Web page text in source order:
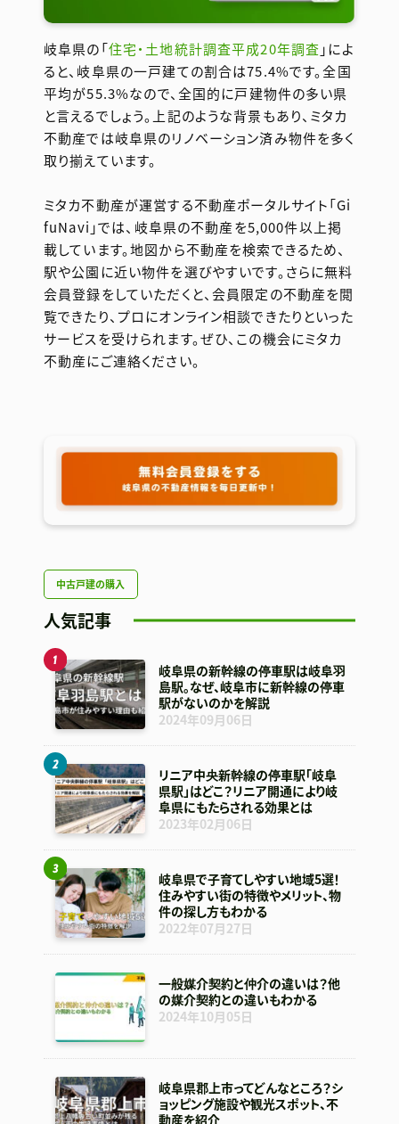
岐阜県の「住宅・土地統計調査平成20年調査 」によ
ると、岐阜県の一戸建ての割合は75.4%です。全国
平均が55.3%なので、全国的に戸建物件の多い県
と言えるでしょう。上記のような背景もあり、ミタカ
不動産では岐阜県のリノベーション済み物件を多く
取り揃えています。
ミタカ不動産が運営する不動産ポータルサイト「Gi
fuNavi」では、岐阜県の不動産を5,000件以上掲
載しています。地図から不動産を検索できるため、
駅や公園に近い物件を選びやすいです。さらに無料
会員登録をしていただくと、会員限定の不動産を閲
覧できたり、プロにオンライン相談できたりといった
サービスを受けられます。ぜひ、この機会にミタカ
不動産にご連絡ください。
中古戸建の購入
人気記事
岐阜県の新幹線の停車駅は岐阜羽
島駅。なぜ、岐阜市に新幹線の停車
駅がないのかを解説
2024年09月06日
リニア中央新幹線の停車駅「岐阜
県駅」はどこ？リニア開通により岐
阜県にもたらされる効果とは
2023年02月06日
岐阜県で子育てしやすい地域5選！
住みやすい街の特徴やメリット、物
件の探し方もわかる
2022年07月27日
一般媒介契約と仲介の違いは？他
の媒介契約との違いもわかる
2024年10月05日
岐阜県郡上市ってどんなところ？シ
ョッピング施設や観光スポット、不
動産を紹介